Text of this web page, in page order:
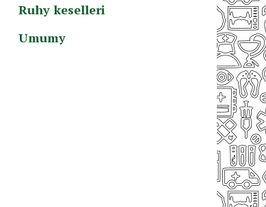
Ruhy keselleri
Umumy